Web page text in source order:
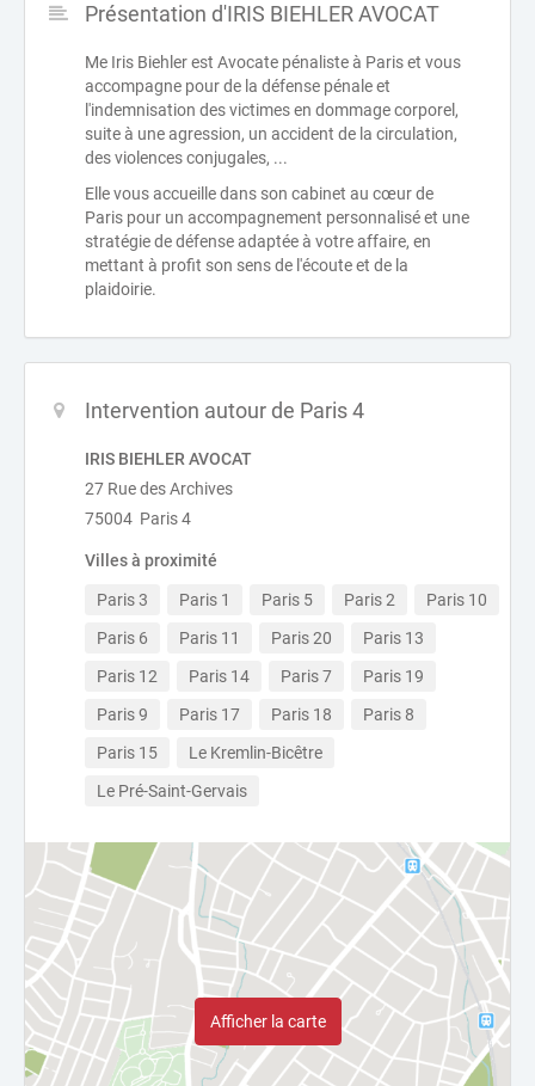
Présentation d'IRIS BIEHLER AVOCAT
Me Iris Biehler est Avocate pénaliste à Paris et vous
accompagne pour de la défense pénale et
l'indemnisation des victimes en dommage corporel,
suite à une agression, un accident de la circulation,
des violences conjugales, ...
Elle vous accueille dans son cabinet au cœur de
Paris pour un accompagnement personnalisé et une
stratégie de défense adaptée à votre affaire, en
mettant à profit son sens de l'écoute et de la
plaidoirie.
Intervention autour de Paris 4
IRIS BIEHLER AVOCAT
27 Rue des Archives
75004 Paris 4
Villes à proximité
Paris 3 Paris 1 Paris 5 Paris 2
Paris 10
Paris 6
Paris 11 Paris 20
Paris 13
Paris 12
Paris 14 Paris 7
Paris 19
Paris 9
Paris 17 Paris 18
Paris 8
Paris 15
Le Kremlin-Bicêtre
Le Pré-Saint-Gervais
Afficher la carte